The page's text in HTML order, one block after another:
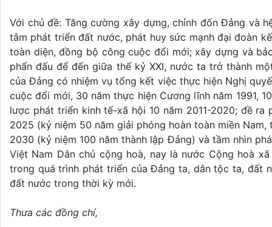
Với chủ đề: Tăng cường xây dựng, chỉnh đốn Đảng và
tâm phát triển đất nước, phát huy sức mạnh đại đoàn
toàn diện, đồng bộ công cuộc đổi mới; xây dựng và
phấn đấu để đến giữa thế kỷ XXI, nước ta trở thành
của Đảng có nhiệm vụ tổng kết việc thực hiện Nghị
cuộc đổi mới, 30 năm thực hiện Cương lĩnh năm 1991,
lược phát triển kinh tế-xã hội 10 năm 2011-2020; đề
2025 (kỷ niệm 50 năm giải phóng hoàn toàn miền
2030 (kỷ niệm 100 năm thành lập Đảng) và tầm nhìn
Việt Nam Dân chủ cộng hoà, nay là nước Cộng hoà
trong quá trình phát triển của Đảng ta, dân tộc ta, đất
đất nước trong thời kỳ mới.
Thưa các đồng chí,